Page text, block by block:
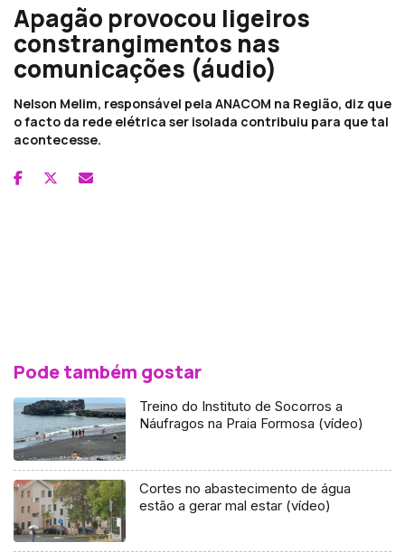
Apagão provocou ligeiros
constrangimentos nas
comunicações (áudio)
Nelson Melim, responsável pela ANACOM na Região, diz que
o facto da rede elétrica ser isolada contribuiu para que tal
acontecesse.
Pode também gostar
Treino do Instituto de Socorros a
Náufragos na Praia Formosa (vídeo)
Cortes no abastecimento de água
estão a gerar mal estar (vídeo)